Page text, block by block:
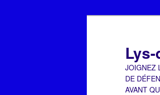
JOIGNEZ
DE
AVANT